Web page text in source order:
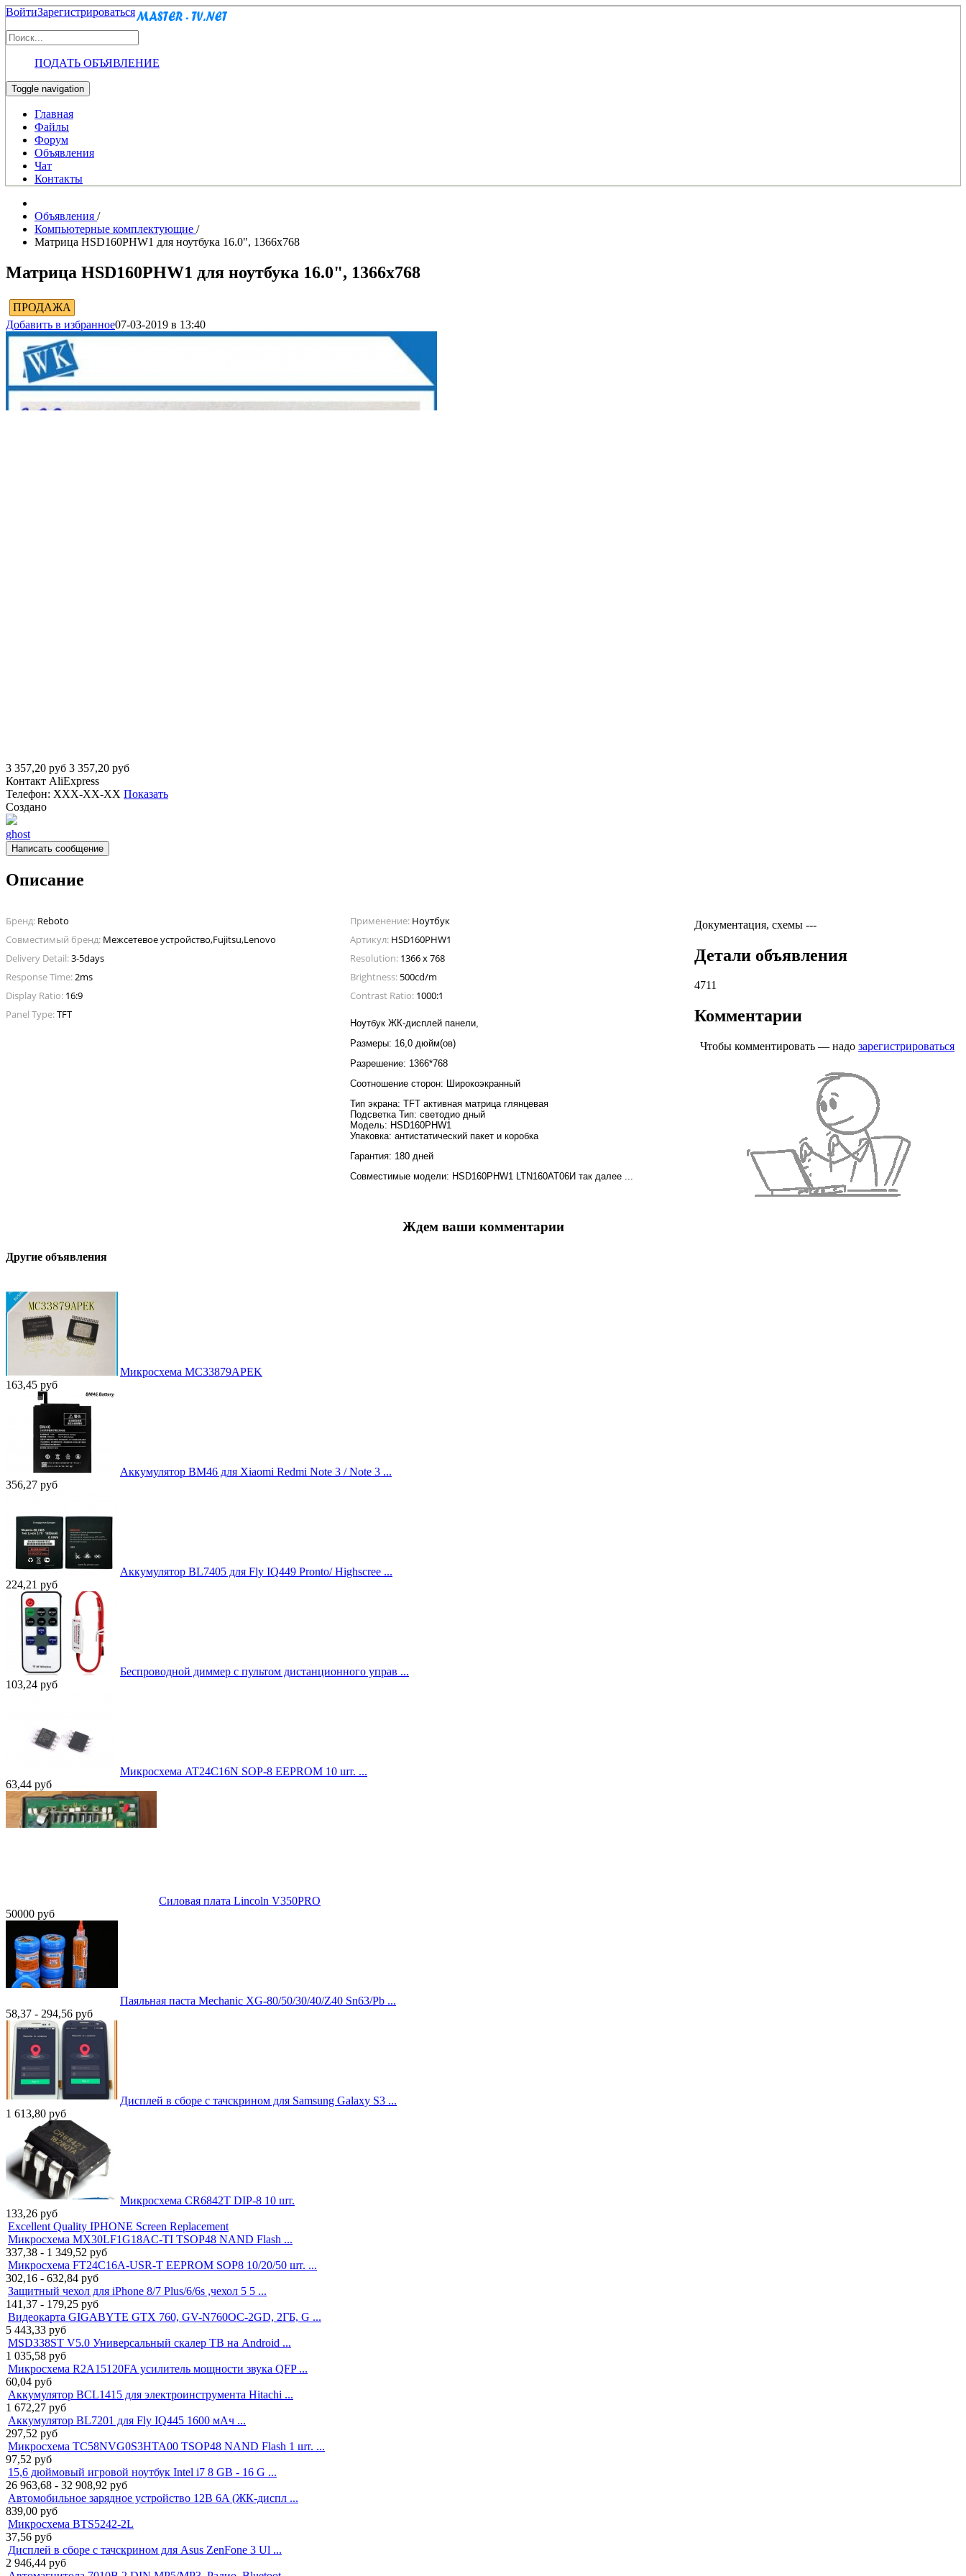
ВойтиЗарегистрироваться
ПОДАТЬ ОБЪЯВЛЕНИЕ
Toggle navigation
Главная
Файлы
Форум
Объявления
Чат
Контакты
Объявления /
Компьютерные комплектующие /
Матрица HSD160PHW1 для ноутбука 16.0", 1366x768
Матрица HSD160PHW1 для ноутбука 16.0", 1366x768
ПРОДАЖА
Добавить в избранное07-03-2019 в 13:40
3 357,20 руб 3 357,20 руб
Контакт AliExpress
Телефон: XXX-XX-XX Показать
Создано
ghost
Написать сообщение
Описание
Бренд: Reboto Применение: Ноутбук
Совместимый бренд: Межсетевое устройство,Fujitsu,Lenovo Артикул: HSD160PHW1
Delivery Detail:3-5days Resolution: 1366 x 768
Response Time:2ms Brightness: 500cd/m
Display Ratio: 16:9 Contrast Ratio: 1000:1
Panel Type:TFT
Ноутбук ЖК-дисплей панели,
Размеры: 16,0 дюйм(ов)
Разрешение: 1366*768
Соотношение сторон: Широкоэкранный
Тип экрана: TFT активная матрица глянцевая
Подсветка Тип: светодио дный
Модель: HSD160PHW1
Упаковка: антистатический пакет и коробка
Гарантия: 180 дней
Совместимые модели: HSD160PHW1 LTN160AT06И так далее ...
Документация, схемы ---
Детали объявления
4711
Комментарии
Чтобы комментировать — надо зарегистрироваться
Ждем ваши комментарии
Другие объявления
Микросхема MC33879APEK
163,45 руб
Аккумулятор BM46 для Xiaomi Redmi Note 3 / Note 3 ...
356,27 руб
Аккумулятор BL7405 для Fly IQ449 Pronto/ Highscree ...
224,21 руб
Беспроводной диммер с пультом дистанционного управ ...
103,24 руб
Микросхема AT24C16N SOP-8 EEPROM 10 шт. ...
63,44 руб
Силовая плата Lincoln V350PRO
50000 руб
Паяльная паста Mechanic XG-80/50/30/40/Z40 Sn63/Pb ...
58,37 - 294,56 руб
Дисплей в сборе с тачскрином для Samsung Galaxy S3 ...
1 613,80 руб
Микросхема CR6842T DIP-8 10 шт.
133,26 руб
Excellent Quality IPHONE Screen Replacement
Микросхема MX30LF1G18AC-TI TSOP48 NAND Flash ...
337,38 - 1 349,52 руб
Микросхема FT24C16A-USR-T EEPROM SOP8 10/20/50 шт. ...
302,16 - 632,84 руб
Защитный чехол для iPhone 8/7 Plus/6/6s ,чехол 5 5 ...
141,37 - 179,25 руб
Видеокарта GIGABYTE GTX 760, GV-N760OC-2GD, 2ГБ, G ...
5 443,33 руб
MSD338ST V5.0 Универсальный скалер ТВ на Android ...
1 035,58 руб
Микросхема R2A15120FA усилитель мощности звука QFP ...
60,04 руб
Аккумулятор BCL1415 для электроинструмента Hitachi ...
1 672,27 руб
Аккумулятор BL7201 для Fly IQ445 1600 мАч ...
297,52 руб
Микросхема TC58NVG0S3HTA00 TSOP48 NAND Flash 1 шт. ...
97,52 руб
15,6 дюймовый игровой ноутбук Intel i7 8 GB - 16 G ...
26 963,68 - 32 908,92 руб
Автомобильное зарядное устройство 12В 6A (ЖК-диспл ...
839,00 руб
Микросхема BTS5242-2L
37,56 руб
Дисплей в сборе с тачскрином для Asus ZenFone 3 Ul ...
2 946,44 руб